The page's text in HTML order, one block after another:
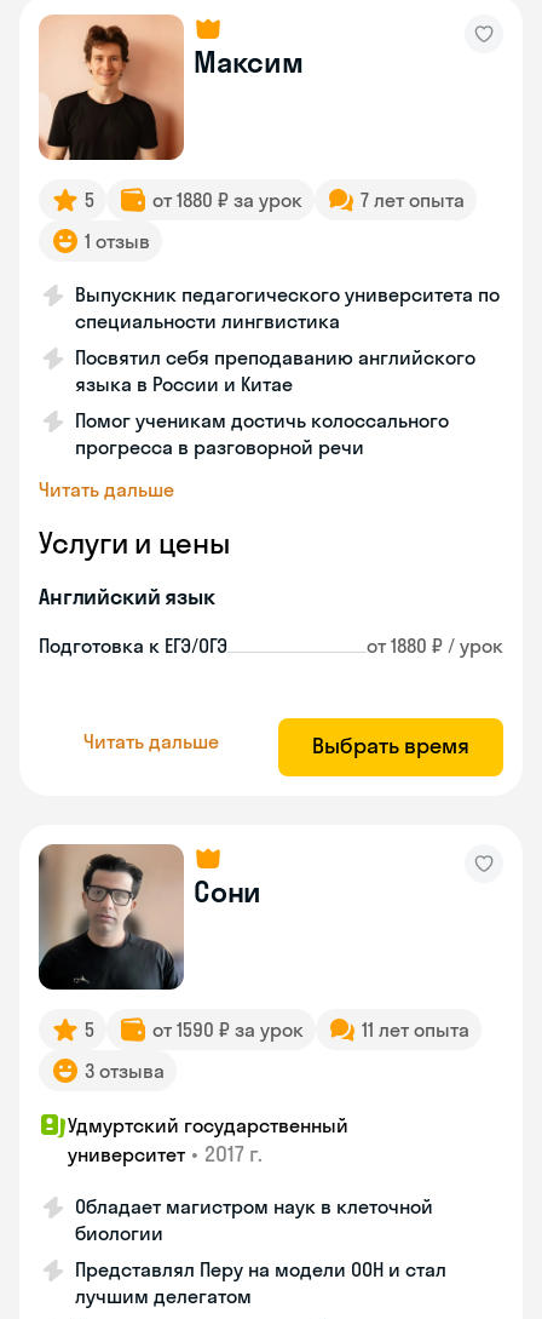
Максим
5 от 1880 ₽ за урок
7 лет опыта
1 отзыв
Выпускник педагогического университета по
специальности лингвистика
Посвятил себя преподаванию английского
языка в России и Китае
Помог ученикам достичь колоссального
прогресса в разговорной речи
Читать дальше
Услуги и цены
Английский язык
Подготовка к ЕГЭ/ОГЭ от 1880 ₽ / урок
Читать дальше Выбрать время
Сони
5 от 1590 ₽ за урок
11 лет опыта
3 отзыва
Удмуртский государственный
университет • 2017 г.
Обладает магистром наук в клеточной
биологии
Представлял Перу на модели ООН и стал
лучшим делегатом